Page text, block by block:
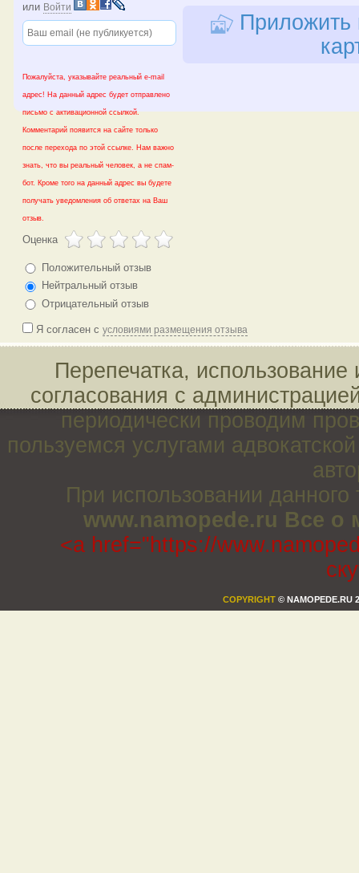
или Войти
Пожалуйста, указывайте реальный e-mail
адрес! На данный адрес будет отправлено
письмо с активационной ссылкой.
Комментарий появится на сайте только
после перехода по этой ссылке. Нам важно
знать, что вы реальный человек, а не спам-
бот. Кроме того на данный адрес вы будете
получать уведомления об ответах на Ваш
отзыв.
Оценка
Положительный отзыв
Нейтральный отзыв
Отрицательный отзыв
Приложить
Я согласен сусловиями размещения отзыва
Перепечатка,
согласования с
периодически проводим
пользуемся услугами
При использовании
www.namopede.ru Все о
<a href="https://
COPYRIGHT © NAMOPEDE.RU